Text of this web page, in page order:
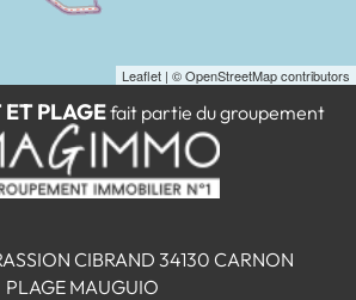
Leaflet | © OpenStreetMap contributors
PLAGEfait partie du groupement
CIBRAND 34130 CARNON
PLAGE MAUGUIO